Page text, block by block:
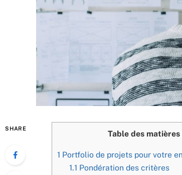
SHARE
Table des matières
1 Portfolio de projets pour votre
1.1 Pondération des critères